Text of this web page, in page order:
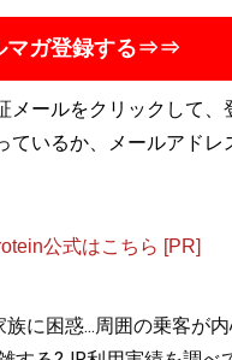
マガ登録する⇒⇒
ールをクリックして、
いるか、メールアドレ
公式はこちら [PR]
に困惑...周囲の乗客が内